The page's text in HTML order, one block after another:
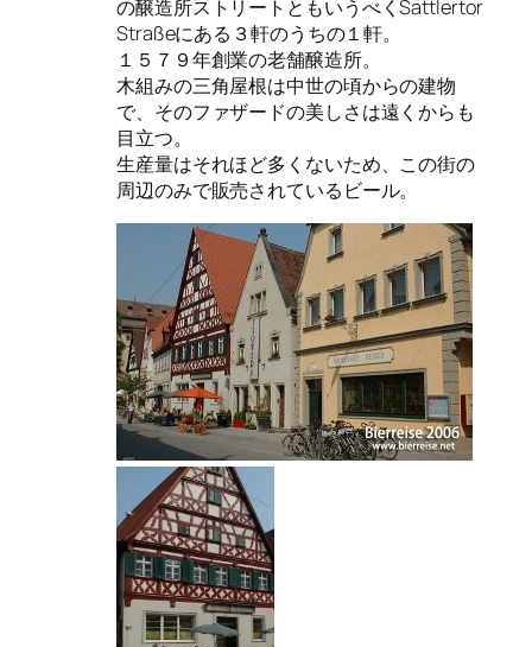
の醸造所ストリートともいうべくSattlertor
Straßeにある３軒のうちの１軒。
１５７９年創業の老舗醸造所。
木組みの三角屋根は中世の頃からの建物
で、そのファザードの美しさは遠くからも
目立つ。
生産量はそれほど多くないため、この街の
周辺のみで販売されているビール。